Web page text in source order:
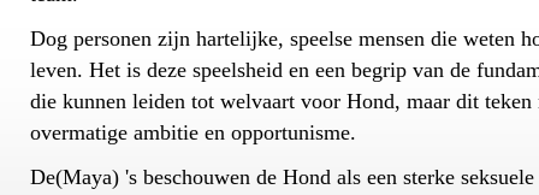
Dog personen zijn hartelijke, speelse mensen die weten
leven. Het is deze speelsheid en een begrip van de
die kunnen leiden tot welvaart voor Hond, maar dit teken
overmatige ambitie en opportunisme.
De(Maya) 's beschouwen de Hond als een sterke